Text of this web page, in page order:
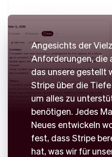
Angesichts der
Anforderungen, die
das unsere gestellt
Stripe über die
um alles zu
benötigen. Jedes
Neues entwickeln
fest, dass Stripe
hat, was wir für